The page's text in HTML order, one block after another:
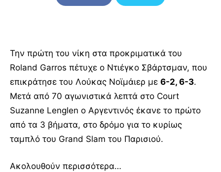
Την πρώτη του νίκη στα προκριματικά του
Roland Garros πέτυχε ο Ντιέγκο Σβάρτσμαν, που
επικράτησε του Λούκας Νοϊμάιερ με 6-2, 6-3.
Μετά από 70 αγωνιστικά λεπτά στο Court
Suzanne Lenglen ο Αργεντινός έκανε το πρώτο
από τα 3 βήματα, στο δρόμο για το κυρίως
ταμπλό του Grand Slam του Παρισιού.
Ακολουθούν περισσότερα…